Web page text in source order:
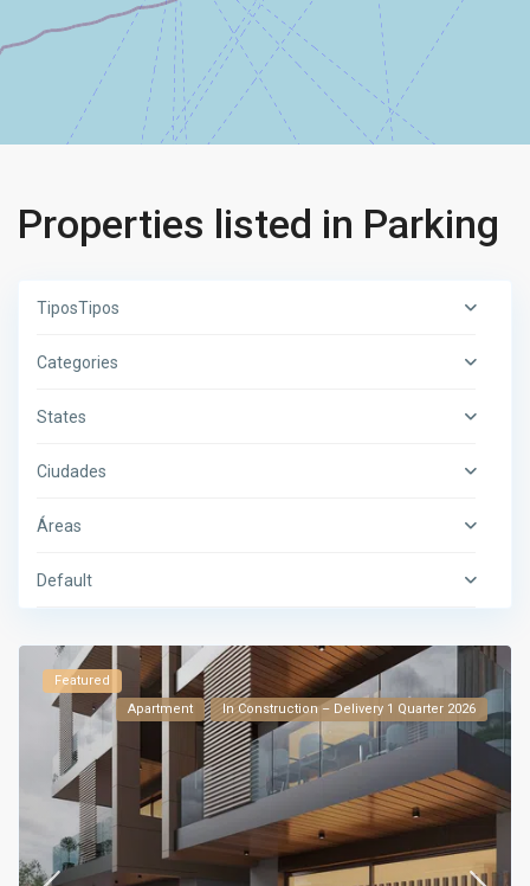
Properties listed in Parking
TiposTipos
Categories
States
Ciudades
Áreas
Default
Featured
Apartment
In Construction – Delivery 1 Quarter 2026